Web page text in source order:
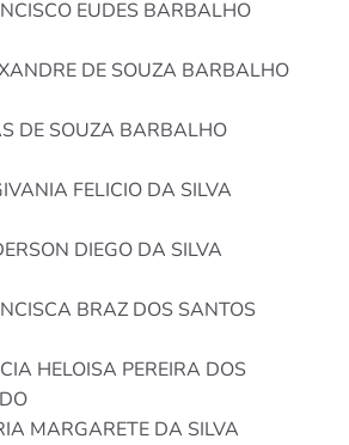
EUDES BARBALHO
DE SOUZA BARBALHO
DE SOUZA BARBALHO
FELICIO DA SILVA
DIEGO DA SILVA
BRAZ DOS SANTOS
HELOISA PEREIRA DOS
MARGARETE DA SILVA